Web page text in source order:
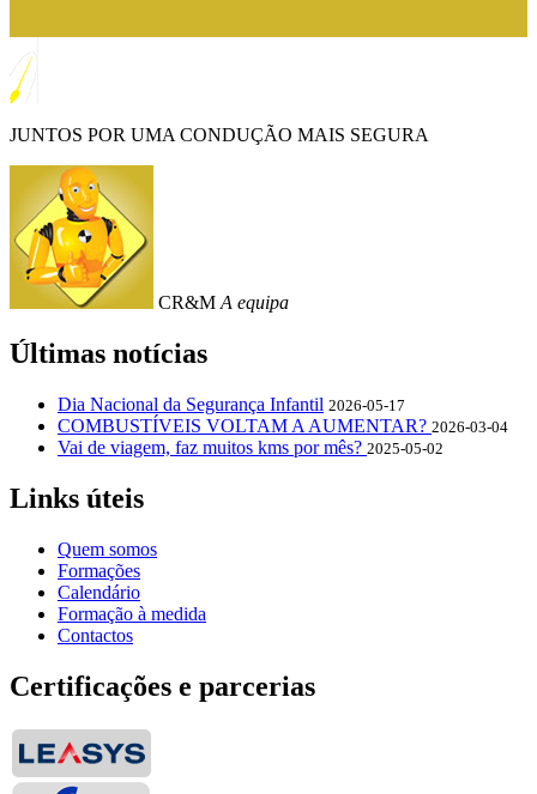
JUNTOS POR UMA CONDUÇÃO MAIS SEGURA
CR&M A equipa
Últimas notícias
Dia Nacional da Segurança Infantil 2026-05-17
COMBUSTÍVEIS VOLTAM A AUMENTAR? 2026-03-04
Vai de viagem, faz muitos kms por mês? 2025-05-02
Links úteis
Quem somos
Formações
Calendário
Formação à medida
Contactos
Certificações e parcerias